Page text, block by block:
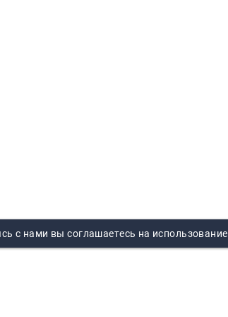
с нами вы соглашаетесь на использование